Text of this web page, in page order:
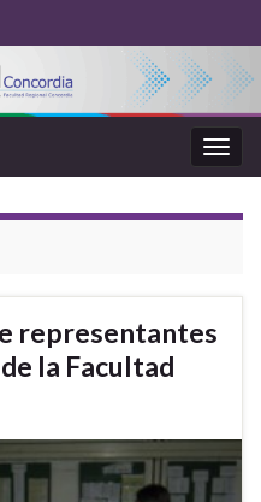
la
representantes
la Facultad